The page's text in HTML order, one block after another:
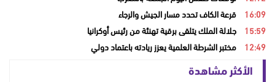
16:09 قرعة الكاف تحدد مسار الجيش والرجاء
15:59 جلالة الملك يتلقى برقية تهنئة من رئيس أوكرانيا
12:49 مختبر الشرطة العلمية يعزز ريادته باعتماد دولي
الأكثر مشاهدة